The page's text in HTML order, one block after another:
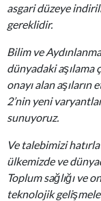
asgari düzeye
gereklidir.
Bilim ve
dünyadaki aşılama
onayı alan
2’nin yeni
sunuyoruz.
Ve talebimizi
ülkemizde ve
Toplum sağlığı ve
teknolojik